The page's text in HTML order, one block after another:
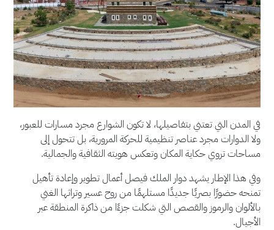
في المدن التي تعتني بتفاصيلها، لا تكون الشوارع مجرد مسارات للعبور،
ولا الدوارات مجرد عناصر تنظيمية للحركة المرورية، بل تتحول إلى
مساحات تروي حكاية المكان وتعكس هويته الثقافية والجمالية.
وفي هذا الإطار يشهد دوار الملك فيصل أعمال تطوير وإعادة تأهيل
تمنحه حضورًا بصريًا جديدًا مستلهمًا من روح عسير وتراثها الغني
بالألوان والرموز والقصص التي شكلت جزءًا من ذاكرة المنطقة عبر
الأجيال.